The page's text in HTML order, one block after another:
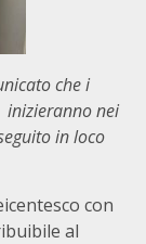
che i
inizieranno nei
in loco
con
al